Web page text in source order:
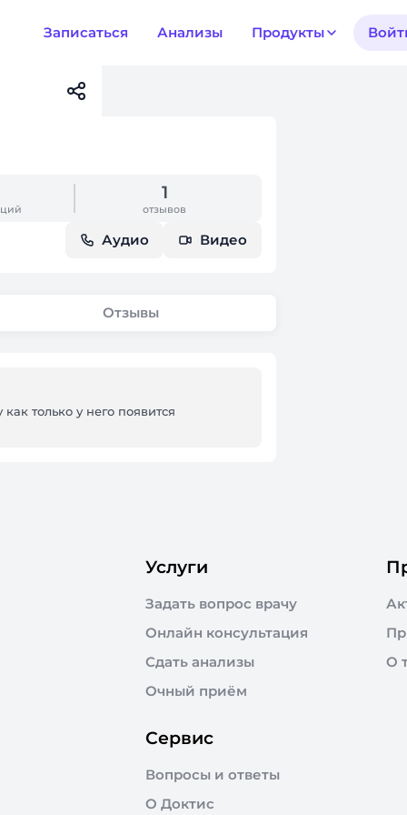
Записаться Анализы Продукты
1
отзывов
Аудио Видео
Отзывы
только у него появится
Услуги
Задать вопрос врачу
Онлайн консультация
Сдать анализы
Очный приём
О
Сервис
Вопросы и ответы
О Доктис